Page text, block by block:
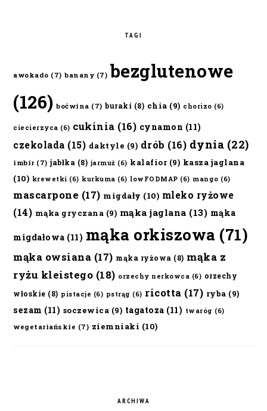
TAGI
awokado (7) banany (7) bezglutenowe
(126) boćwina (7) buraki (8) chia (9) chorizo (6)
ciecierzyca (6) cukinia (16) cynamon (11)
czekolada (15) daktyle (9) drób (16) dynia (22)
imbir (7) jabłka (8) jarmuż (6) kalafior(9) kasza jaglana
(10) krewetki (6) kurkuma (6) lowFODMAP (6) mango (6)
mascarpone (17) migdały (10) mleko ryżowe
(14) mąka gryczana (9) mąka jaglana (13) mąka
migdałowa (11) mąka orkiszowa (71)
mąka owsiana (17) mąka ryżowa (8) mąka z
ryżu kleistego (18) orzechy nerkowca (6) orzechy
włoskie (8) pistacje (6) pstrąg (6) ricotta (17) ryba (9)
sezam (11) soczewica (9) tagatoza (11) twaróg (6)
wegetariańskie (7) ziemniaki (10)
ARCHIWA